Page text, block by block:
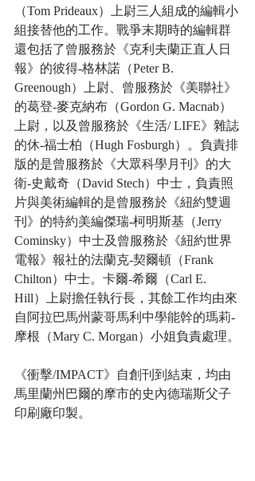
（Tom Prideaux）上尉三人組成的編輯小
組接替他的工作。戰爭末期時的編輯群
還包括了曾服務於《克利夫蘭正直人日
報》的彼得-格林諾（Peter B.
Greenough）上尉、曾服務於《美聯社》
的葛登-麥克納布（Gordon G. Macnab）
上尉，以及曾服務於《生活/ LIFE》雜誌
的休-福士柏（Hugh Fosburgh）。負責排
版的是曾服務於《大眾科學月刊》的大
衛-史戴奇（David Stech）中士，負責照
片與美術編輯的是曾服務於《紐約雙週
刊》的特約美編傑瑞-柯明斯基（Jerry
Cominsky）中士及曾服務於《紐約世界
電報》報社的法蘭克-契爾頓（Frank
Chilton）中士。卡爾-希爾（Carl E.
Hill）上尉擔任執行長，其餘工作均由來
自阿拉巴馬州蒙哥馬利中學能幹的瑪莉-
摩根（Mary C. Morgan）小姐負責處理。
《衝擊/IMPACT》自創刊到結束，均由
馬里蘭州巴爾的摩市的史內德瑞斯父子
印刷廠印製。